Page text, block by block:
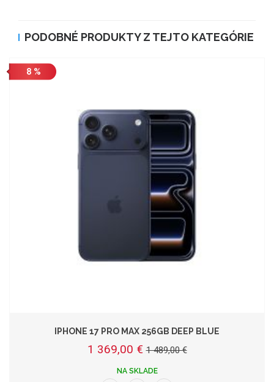
PODOBNÉ PRODUKTY Z TEJTO KATEGÓRIE
8 %
IPHONE 17 PRO MAX 256GB DEEP BLUE
1 369,00 € 1 489,00 €
NA SKLADE